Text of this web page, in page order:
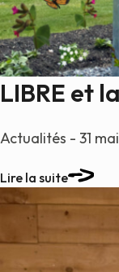
LIBRE et
Actualités - 31
Lire la suite